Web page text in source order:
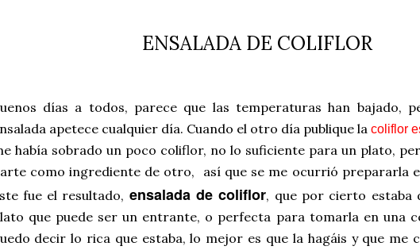
ENSALADA DE COLIFLOR
días a todos, parece que las temperaturas han bajado,
apetece cualquier día. Cuando el otro día publique lacoliflor
había sobrado un poco coliflor, no lo suficiente para un plato,
como ingrediente de otro, así que se me ocurrió prepararla
fue el resultado, ensalada de coliflor, que por cierto estaba
que puede ser un entrante, o perfecta para tomarla en una
decir lo rica que estaba, lo mejor es que la hagáis y que me